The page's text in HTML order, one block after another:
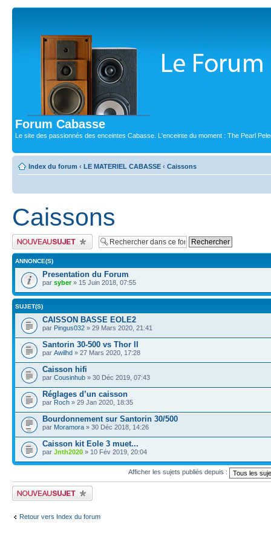
Forum Cabasse
Le site des passionnés des enceintes Cabasse. L'enceinte du moment : The Pearl
Index du forum ‹ LE MATERIEL CABASSE ‹ Caissons
Caissons
Publier un nouveau sujet
ANNONCE(S)
Presentation du Forum
par syber» 15 Juin 2018, 07:55
SUJET(S)
CAISSON BASSE EOLE2
par Pingus032 » 29 Mars 2020, 21:41
Santorin 30-500 vs Thor II
par Awilhd » 27 Mars 2020, 17:28
Caisson hifi
par Cousinhub » 30 Déc 2019, 07:43
Réglages d’un caisson
par Roch » 29 Jan 2020, 18:35
Bourdonnement sur Santorin 30/500
par Moramora » 30 Déc 2018, 14:26
Caisson kit Eole 3 muet...
par Jnth2020 » 10 Fév 2019, 20:04
Afficher les sujets publiés depuis :
Publier un nouveau sujet
Retour vers Index du forum